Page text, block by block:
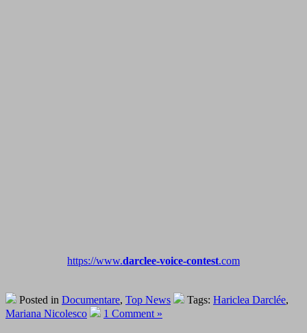
https://www.darclee-voice-contest.com
Posted in Documentare, Top News Tags: Hariclea Darclée,
Mariana Nicolesco
1 Comment »